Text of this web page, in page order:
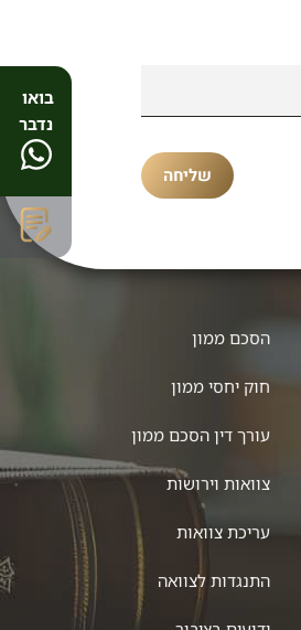
שליחה
הסכם ממון
חוק יחסי ממון
עורך דין הסכם ממון
צוואות וירושות
עריכת צוואות
התנגדות לצוואה
בואו
נדבר